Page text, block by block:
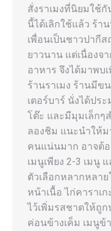
สั่งราเมงที่นิยมใช้
นี้ได้เลิกใช้แล้ว ร้า
เพื่อนเป็นชาวปากี
ยาวนาน แต่เนื่องจ
อาหาร จึงได้มาพบ
ร้านราเมง ร้านมีข
เตอร์บาร์ นั่งได้ปร
โต๊ะ และมีมุมเล็กๆ
ลองชิม แนะนำให้ม
คนแน่นมาก อาจต้
เมนูเพียง 2-3 เมนู
ตัวเลือกหลากหลา
หน้าเนื้อ ไก่คาราเ
ไว้เพิ่มรสชาตให้ถู
ค่อนข้างเค็ม เมนูข้